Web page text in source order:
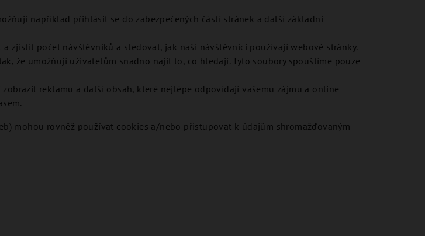
například přihlásit se do zabezpečených částí stránek a další základní
zjistit počet návštěvníků a sledovat, jak naši návštěvníci používají webové stránky.
že umožňují uživatelům snadno najít to, co hledají. Tyto soubory spouštíme pouze
reklamu a další obsah, které nejlépe odpovídají vašemu zájmu a online
mohou rovněž používat cookies a/nebo přistupovat k údajům shromažďovaným